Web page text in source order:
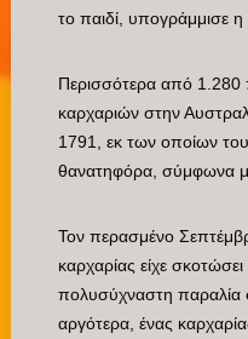
το παιδί, υπογράμμισε η
Περισσότερα από 1.280
καρχαριών στην
1791, εκ των οποίων
θανατηφόρα, σύμφωνα
Τον περασμένο
καρχαρίας είχε
πολυσύχναστη παραλία
αργότερα, ένας